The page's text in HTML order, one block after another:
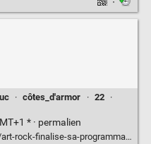
· côtes_d'armor · 22
·
* · permalien
sa-programmation-riche-et-exigeante/